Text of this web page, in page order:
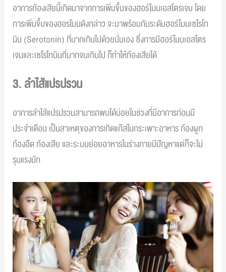
อาการท้องเสียนี้เกิดมาจากการเพิ่มขึ้นของฮอร์โมนเอสโตรเจน โดย
การเพิ่มขึ้นของฮอรโมนดังกล่าว จะมาพร้อมกับระดับฮอร์โมนเซโรโท
นิน (Serotonin) ที่มากเกินไปด้วยนั่นเอง ซึ่งการมีฮอร์โมนเอสโตร
เจนและเซโรโทนินที่มากจนเกินไป ก็ทำให้ท้องเสียได้
3. ลำไส้แปรปรวน
อาการลำไส้แปรปรวนสามารถพบได้บ่อยในช่วงที่มีอาการก่อนมี
ประจำเดือน เป็นสาเหตุของการเกิดแก๊สในกระเพาะอาหาร ท้องผูก
ท้องอืด ท้องเสีย และระบบย่อยอาหารในร่างกายมีปัญหาแต่ก็จะไม่
รุนแรงนัก